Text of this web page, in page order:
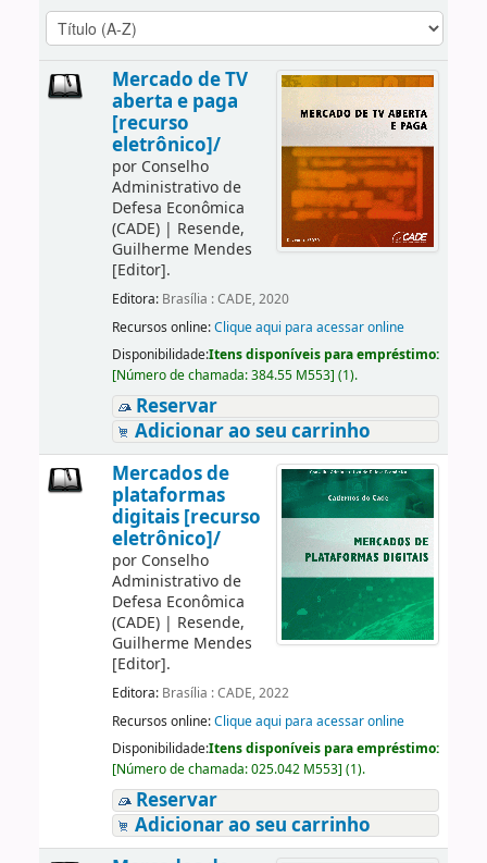
Mercado de TV
aberta e paga
[recurso
eletrônico]/
por Conselho
Administrativo de
Defesa Econômica
(CADE)| Resende,
Guilherme Mendes
[Editor].
Editora: Brasília : CADE, 2020
Recursos online:Clique aqui para acessar online
Disponibilidade:Itens disponíveis para empréstimo:
[Número de chamada:384.55 M553] (1).
Reservar
Adicionar ao seu carrinho
Mercados de
plataformas
digitais [recurso
eletrônico]/
por Conselho
Administrativo de
Defesa Econômica
(CADE)| Resende,
Guilherme Mendes
[Editor].
Editora: Brasília : CADE, 2022
Recursos online:Clique aqui para acessar online
Disponibilidade:Itens disponíveis para empréstimo:
[Número de chamada:025.042 M553] (1).
Reservar
Adicionar ao seu carrinho